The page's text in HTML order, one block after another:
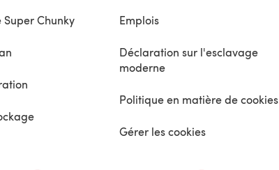
Super Chunky Emplois
Déclaration sur l'esclavage
moderne
Politique en matière de cookies
Gérer les cookies